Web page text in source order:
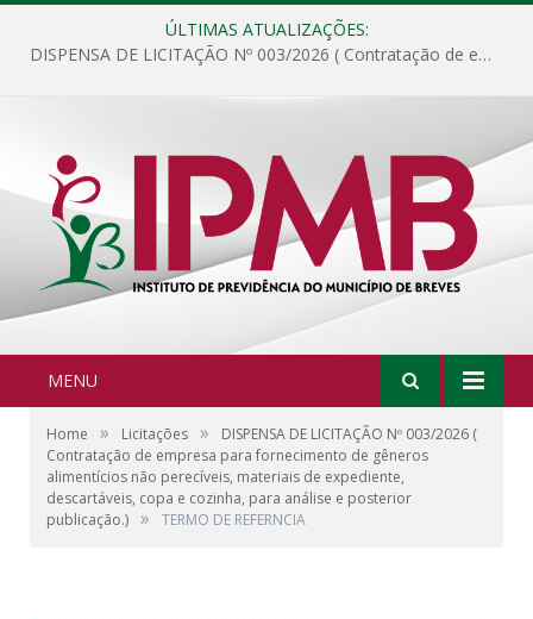
ÚLTIMAS ATUALIZAÇÕES:
DISPENSA DE LICITAÇÃO Nº 003/2026 ( Contratação de empresa para fornecimento de gêneros alimentícios não perecíveis, materiais de expediente, descartáveis, copa e cozinha, para análise e posterior publicação.)
MENU
Home » Licitações »
DISPENSA DE LICITAÇÃO Nº 003/2026 (
Contratação de empresa para fornecimento de gêneros
alimentícios não perecíveis, materiais de expediente,
descartáveis, copa e cozinha, para análise e posterior
publicação.) » TERMO DE REFERNCIA